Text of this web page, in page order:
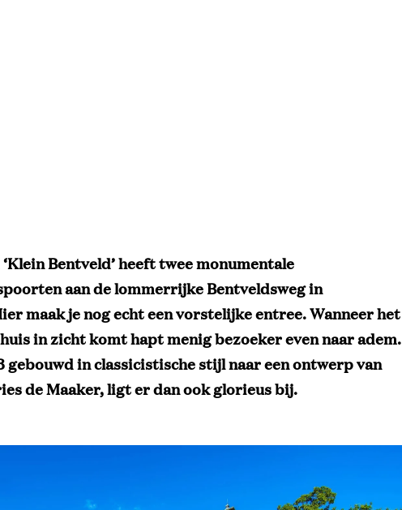
Bentveld’ heeft twee monumentale
aan de lommerrijke Bentveldsweg in
maak je nog echt een vorstelijke entree. Wanneer het
in zicht komt hapt menig bezoeker even naar adem.
gebouwd in classicistische stijl naar een ontwerp van
de Maaker, ligt er dan ook glorieus bij.